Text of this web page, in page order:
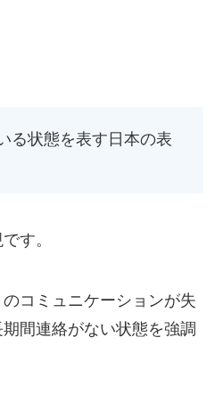
る状態を表す日本の表
す。
コミュニケーションが失
間連絡がない状態を強調